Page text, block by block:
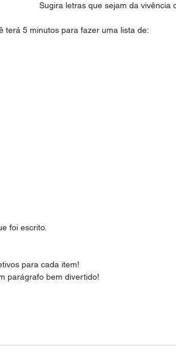
Sugira letras que sejam da vivência
terá 5 minutos para fazer uma lista de:
foi escrito.
para cada item!
parágrafo bem divertido!